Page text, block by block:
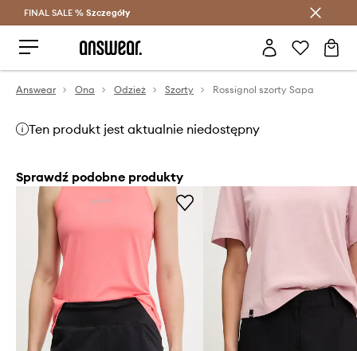
Oszczędzaj z Answear Club >
FINAL SALE % Szczegóły
Answear Ona Odzież Szorty Rossignol szorty Sapa
Ten produkt jest aktualnie niedostępny
Sprawdź podobne produkty